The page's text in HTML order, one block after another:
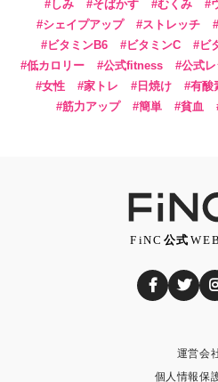
しみ そばかす むくみ
シェイプアップ
ストレッチ
ビタミンB6
ビタミンC ビ
低カロリー
公式fitness 公式
女性
家トレ 日焼け 有酸
筋力アップ
簡単 貧血
運営会
個人情報保